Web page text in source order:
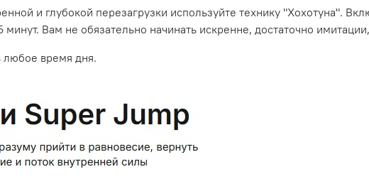
и глубокой перезагрузки используйте технику "Хохотуна".
Вам не обязательно начинать искренне, достаточно
любое время дня.